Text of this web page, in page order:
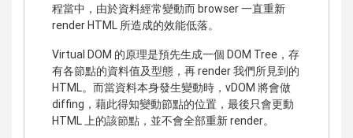
程當中，由於資料經常變動而 browser 一直重新
render HTML 所造成的效能低落。
Virtual DOM 的原理是預先生成一個 DOM Tree，存
有各節點的資料值及型態，再 render 我們所見到的
HTML。而當資料本身發生變動時，vDOM 將會做
diffing，藉此得知變動節點的位置，最後只會更動
HTML 上的該節點，並不會全部重新 render。